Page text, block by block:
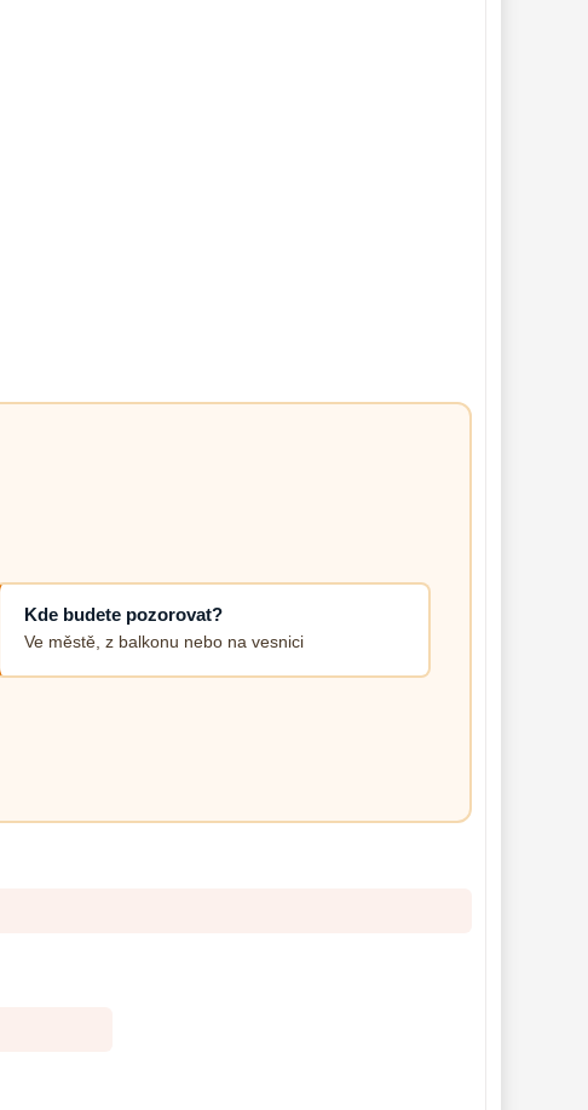
Kde budete pozorovat?
Ve městě, z balkonu nebo na vesnici